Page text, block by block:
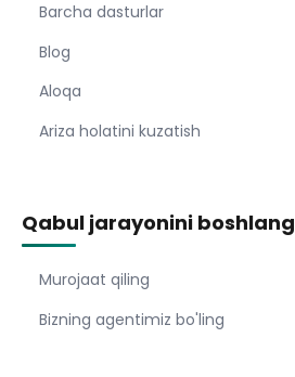
Barcha dasturlar
Blog
Aloqa
Ariza holatini kuzatish
Qabul jarayonini boshlang
Murojaat qiling
Bizning agentimiz bo'ling